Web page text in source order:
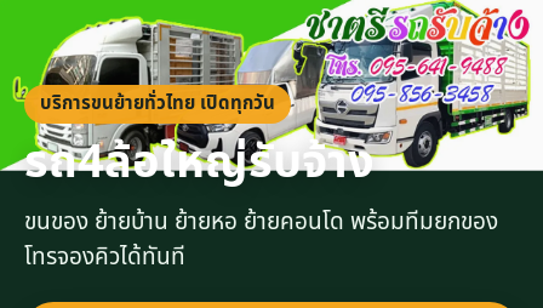
บริการขนย้ายทั่วไทย เปิดทุกวัน
รถ4ล้อใหญ่รับจ้าง
ขนของ ย้ายบ้าน ย้ายหอ ย้ายคอนโด พร้อมทีมยกของ
โทรจองคิวได้ทันที